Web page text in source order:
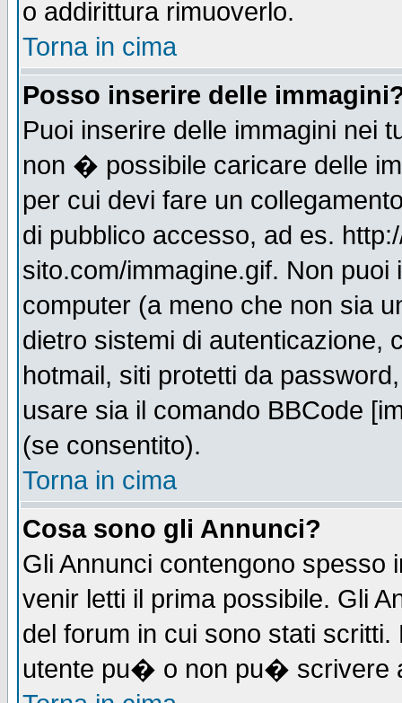
o addirittura rimuoverlo.
Torna in cima
Posso inserire delle
Puoi inserire delle immagini nei
non � possibile caricare delle
per cui devi fare un
di pubblico accesso, ad es.
sito.com/immagine.gif. Non
computer (a meno che non sia
dietro sistemi di autenticazione,
hotmail, siti protetti da
usare sia il comando BBCode
(se consentito).
Torna in cima
Cosa sono gli Annunci?
Gli Annunci contengono spesso
venir letti il prima possibile. Gli
del forum in cui sono stati
utente pu� o non pu� scrivere